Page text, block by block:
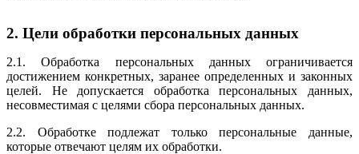
2. Цели обработки персональных данных
2.1. Обработка персональных данных ограничивается
достижением конкретных, заранее определенных и законных
целей. Не допускается обработка персональных данных,
несовместимая с целями сбора персональных данных.
2.2. Обработке подлежат только персональные данные,
которые отвечают целям их обработки.